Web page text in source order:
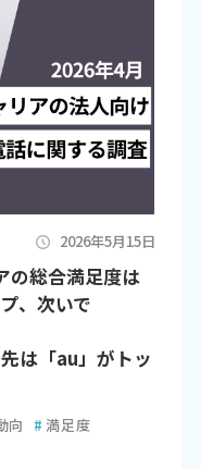
2026年5月15日
の総合満足度は
、次いで
は「au」がトッ
向 # 満足度